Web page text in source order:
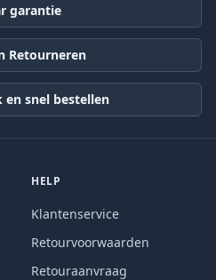
garantie
Retourneren
en snel bestellen
HELP
Klantenservice
Retourvoorwaarden
Retouraanvraag